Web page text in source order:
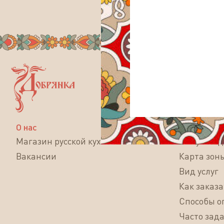
О нас
Магазин русской кухни
Вакансии
Интернет
О службе
Карта
Вид услуг
Как
Способы
Часто